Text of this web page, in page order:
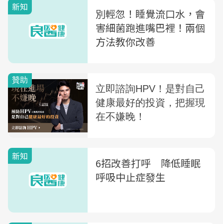
新知
別輕忽！睡覺流口水，會
害細菌跑進嘴巴裡！兩個
方法教你改善
新知
6招改善打呼 降低睡眠
呼吸中止症發生